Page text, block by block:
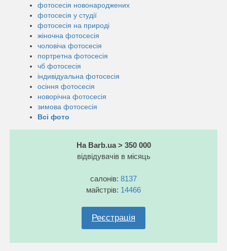
фотосесія новонароджених
фотосесія у студії
фотосесія на природі
жіночна фотосесія
чоловіча фотосесія
портретна фотосесія
чб фотосесія
індивідуальна фотосесія
осіння фотосесія
новорічна фотосесія
зимова фотосесія
Всі фото
На Barb.ua > 350 000
відвідувачів в місяць
салонів: 8137
майстрів: 14466
Реєстрація